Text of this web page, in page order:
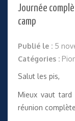
Journée
camp
Publié le : 5
Catégories :
Salut les pis,
Mieux vaut
réunion